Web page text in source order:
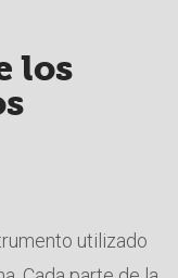
los
utilizado